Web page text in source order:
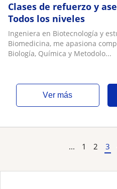
Clases de refuerzo y
Todos los niveles
Ingeniera en Biotecnología y
Biomedicina, me apasiona
Biología, Química y Metodolo...
ver más
... 1 2 3